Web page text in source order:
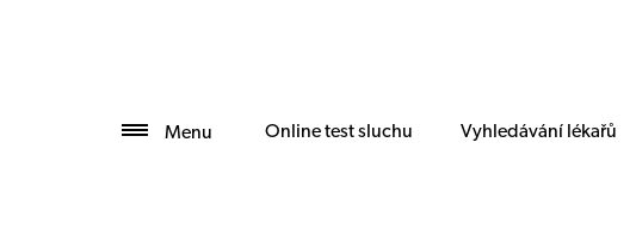
Menu Online test sluchu Vyhledávání lékařů